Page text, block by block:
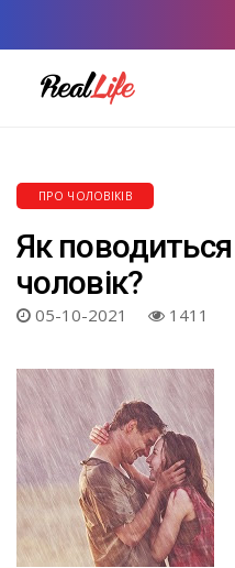
ПРО ЧОЛОВІКІВ
Як
чоловік?
05-10-2021 1411